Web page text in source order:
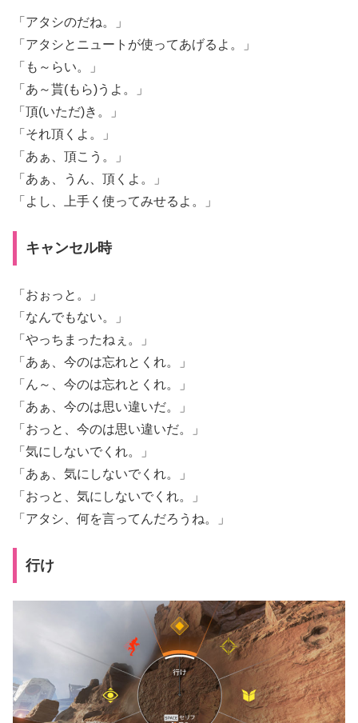
「アタシのだね。」
「アタシとニュートが使ってあげるよ。」
「も～らい。」
「あ～貰(もら)うよ。」
「頂(いただ)き。」
「それ頂くよ。」
「あぁ、頂こう。」
「あぁ、うん、頂くよ。」
「よし、上手く使ってみせるよ。」
キャンセル時
「おぉっと。」
「なんでもない。」
「やっちまったねぇ。」
「あぁ、今のは忘れとくれ。」
「ん～、今のは忘れとくれ。」
「あぁ、今のは思い違いだ。」
「おっと、今のは思い違いだ。」
「気にしないでくれ。」
「あぁ、気にしないでくれ。」
「おっと、気にしないでくれ。」
「アタシ、何を言ってんだろうね。」
行け